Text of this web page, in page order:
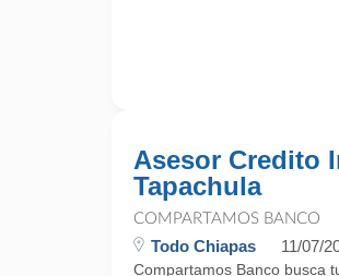
Asesor Credito
Tapachula
COMPARTAMOS BANCO
Todo Chiapas 11/07/
Compartamos Banco busca